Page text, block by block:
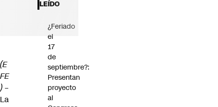
(E
FE
) –
La
LEÍDO
¿Feriado
el
17
de
septiembre?:
Presentan
proyecto
al